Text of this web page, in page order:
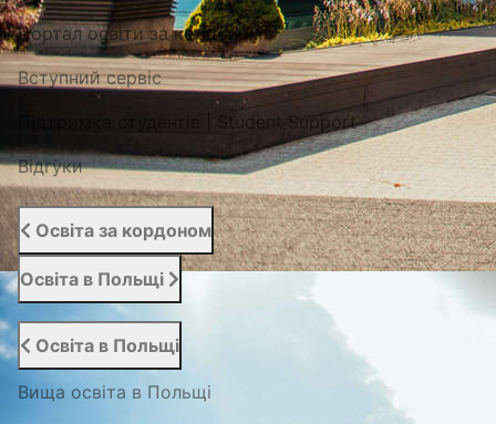
Портал освіти за кордоном
Вступний сервіс
Підтримка студентів | Student Support
Відгуки
Освіта за кордоном
Освіта в Польщі
Освіта в Польщі
Вища освіта в Польщі